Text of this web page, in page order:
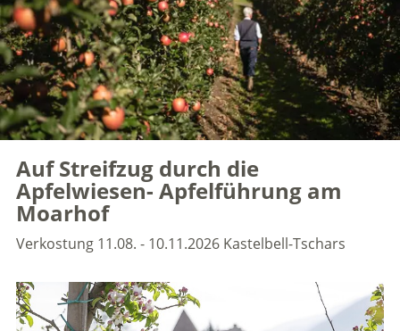
Auf Streifzug durch die
Apfelwiesen- Apfelführung am
Moarhof
Verkostung 11.08. - 10.11.2026 Kastelbell-Tschars